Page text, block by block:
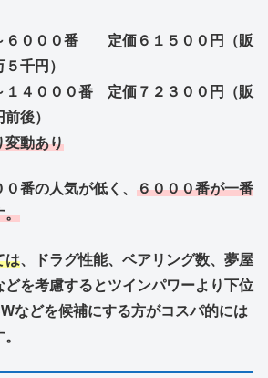
６０００番 定価６１５００円（販
千円）
１４０００番 定価７２３００円（販
後）
動あり
番の人気が低く、 ６０００番が一番
。
は、ドラグ性能、ベアリング数、夢屋
どを考慮するとツインパワーより下位
などを候補にする方がコスパ的には